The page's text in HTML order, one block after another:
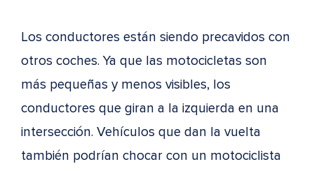
Los conductores están siendo precavidos con
otros coches. Ya que las motocicletas son
más pequeñas y menos visibles, los
conductores que giran a la izquierda en una
intersección. Vehículos que dan la vuelta
también podrían chocar con un motociclista